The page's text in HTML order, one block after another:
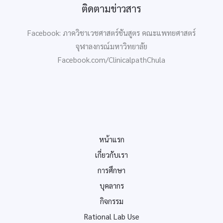
ติดตามข่าวสาร
Facebook: ภาควิชาเวชศาสตร์ชันสูตร คณะแพทยศาสตร์
จุฬาลงกรณ์มหาวิทยาลัย
Facebook.com/ClinicalpathChula
หน้าแรก
เกี่ยวกับเรา
การศึกษา
บุคลากร
กิจกรรม
Rational Lab Use